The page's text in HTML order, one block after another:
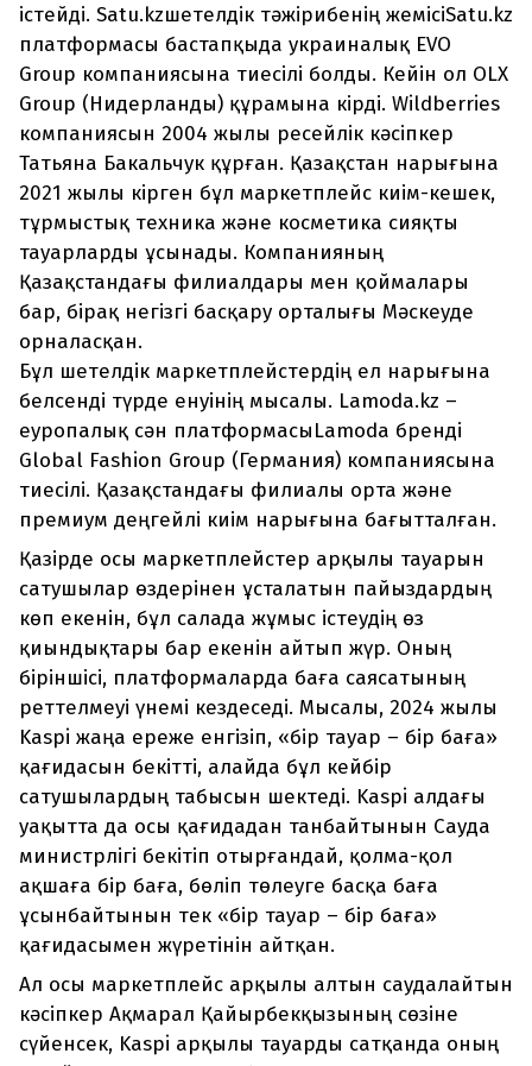
істейді. Satu.kzшетелдік тәжірибенің жемісіSatu.kz
платформасы бастапқыда украиналық EVO
Group компаниясына тиесілі болды. Кейін ол OLX
Group (Нидерланды) құрамына кірді. Wildberries
компаниясын 2004 жылы ресейлік кәсіпкер
Татьяна Бакальчук құрған. Қазақстан нарығына
2021 жылы кірген бұл маркетплейс киім-кешек,
тұрмыстық техника және косметика сияқты
тауарларды ұсынады. Компанияның
Қазақстандағы филиалдары мен қоймалары
бар, бірақ негізгі басқару орталығы Мәскеуде
орналасқан.
Бұл шетелдік маркетплейстердің ел нарығына
белсенді түрде енуінің мысалы. Lamoda.kz –
еуропалық сән платформасыLamoda бренді
Global Fashion Group (Германия) компаниясына
тиесілі. Қазақстандағы филиалы орта және
премиум деңгейлі киім нарығына бағытталған.
Қазірде осы маркетплейстер арқылы тауарын
сатушылар өздерінен ұсталатын пайыздардың
көп екенін, бұл салада жұмыс істеудің өз
қиындықтары бар екенін айтып жүр. Оның
біріншісі, платформаларда баға саясатының
реттелмеуі үнемі кездеседі. Мысалы, 2024 жылы
Kaspi жаңа ереже енгізіп, «бір тауар – бір баға»
қағидасын бекітті, алайда бұл кейбір
сатушылардың табысын шектеді. Kaspi алдағы
уақытта да осы қағидадан танбайтынын Сауда
министрлігі бекітіп отырғандай, қолма-қол
ақшаға бір баға, бөліп төлеуге басқа баға
ұсынбайтынын тек «бір тауар – бір баға»
қағидасымен жүретінін айтқан.
Ал осы маркетплейс арқылы алтын саудалайтын
кәсіпкер Ақмарал Қайырбекқызының сөзіне
сүйенсек, Kaspi арқылы тауарды сатқанда оның